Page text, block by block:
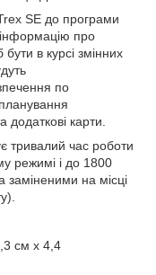
SE до програми
про
в курсі змінних
по
додаткові карти.
тривалий час роботи
режимі і до 1800
заміненими на місці
см х 4,4